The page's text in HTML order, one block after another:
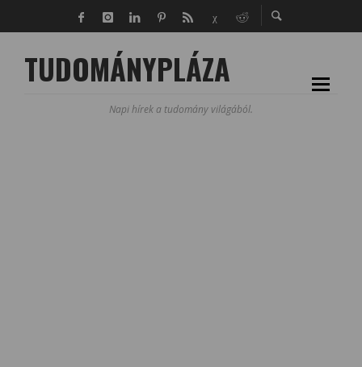
TUDOMÁNYPLÁZA
Napi hírek a tudomány világából.